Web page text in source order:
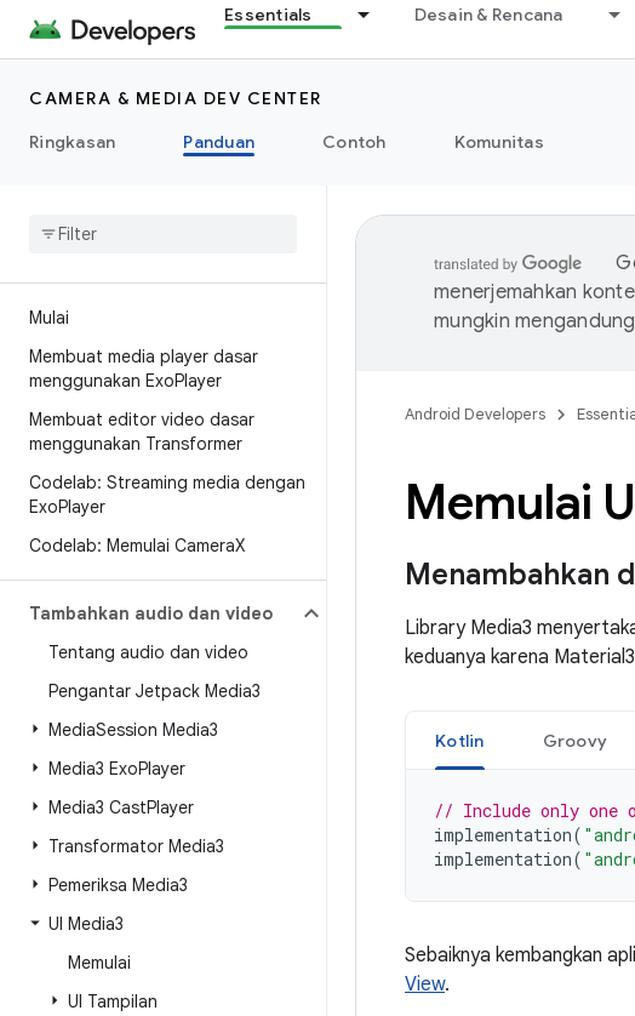
Essentials Desain & Rencana
CAMERA & MEDIA DEV CENTER
Ringkasan
Panduan Contoh Komunitas
Mulai
Membuat media player dasar
menggunakan ExoPlayer
Membuat editor video dasar
menggunakan Transformer
Codelab: Streaming media dengan
ExoPlayer
Codelab: Memulai CameraX
Tambahkan audio dan video
Tentang audio dan video
Pengantar Jetpack Media3
MediaSession Media3
Media3 ExoPlayer
Media3 CastPlayer
Transformator Media3
Pemeriksa Media3
UI Media3
Memulai
UI Tampilan
menerjemahkan
mungkin
Android Developers
Memulai
Menambahkan
Library Media3
keduanya karena
Kotlin Groovy
// Include only one
implementation(
implementation(
Sebaiknya kembangkan
View.